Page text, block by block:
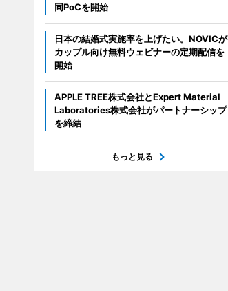
同PoCを開始
日本の結婚式実施率を上げたい。NOVICが
カップル向け無料ウェビナーの定期配信を
開始
APPLE TREE株式会社とExpert Material
Laboratories株式会社がパートナーシップ
を締結
もっと見る